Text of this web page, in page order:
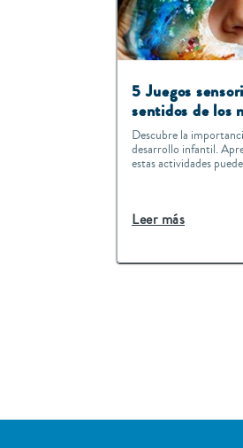
5 Juegos
sentidos de los
Descubre la
desarrollo infantil.
estas actividades
Leer más